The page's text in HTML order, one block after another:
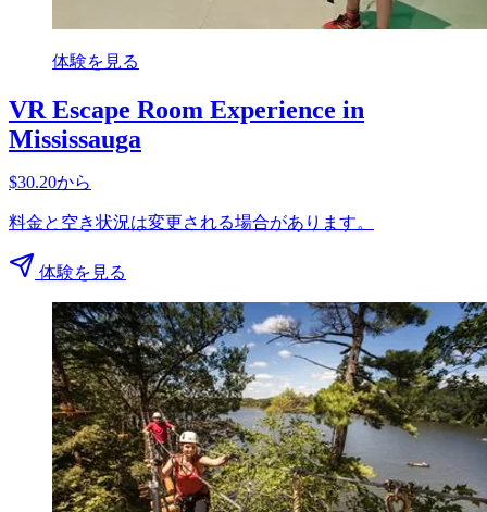
体験を見る
VR Escape Room Experience in
Mississauga
$30.20から
料金と空き状況は変更される場合があります。
体験を見る